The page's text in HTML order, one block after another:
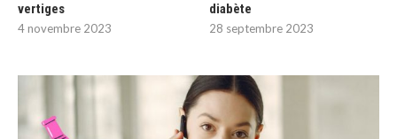
vertiges
4 novembre 2023
diabète
28 septembre 2023